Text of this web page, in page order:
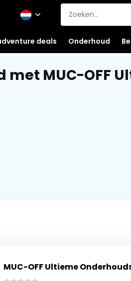
deals Onderhoud
MUC-OFF
MUC-OFF Ultieme